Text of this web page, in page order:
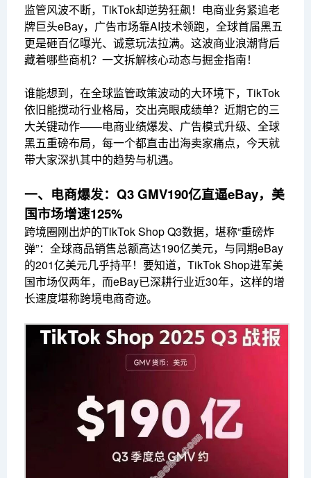
监管风波不断，TikTok却逆势狂飙！电商业务紧追老
牌巨头eBay，广告市场靠AI技术领跑，全球首届黑五
更是砸百亿曝光、诚意玩法拉满。这波商业浪潮背后
藏着哪些商机？一文拆解核心动态与掘金指南！
谁能想到，在全球监管政策波动的大环境下，TikTok
依旧能搅动行业格局，交出亮眼成绩单？近期它的三
大关键动作——电商业绩爆发、广告模式升级、全球
黑五重磅布局，每一个都直击出海卖家痛点，今天就
带大家深扒其中的趋势与机遇。
一、电商爆发：Q3 GMV190亿直逼eBay，美
国市场增速125%
跨境圈刚出炉的TikTok Shop Q3数据，堪称“重磅炸
弹”：全球商品销售总额高达190亿美元，与同期eBay
的201亿美元几乎持平！要知道，TikTok Shop进军美
国市场仅两年，而eBay已深耕行业近30年，这样的增
长速度堪称跨境电商奇迹。